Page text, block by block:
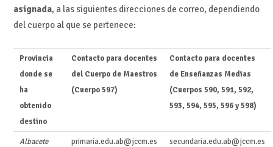
asignada, a las siguientes direcciones de correo, dependiendo
del cuerpo al que se pertenece:
Provincia
donde se
ha
obtenido
destino
Contacto para docentes
del Cuerpo de Maestros
(Cuerpo 597)
Contacto para docentes
de Enseñanzas Medias
(Cuerpos 590, 591, 592,
593, 594, 595, 596 y 598)
Albacete primaria.edu.ab@jccm.es secundaria.edu.ab@jccm.es